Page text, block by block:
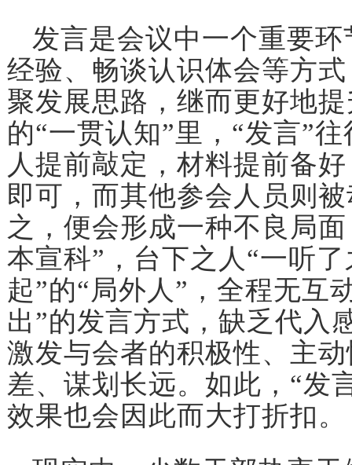
发言是会议中一个重要
经验、畅谈认识体会等方
聚发展思路，继而更好地
的“一贯认知”里，“发言”
人提前敲定，材料提前备
即可，而其他参会人员则
之，便会形成一种不良局
本宣科”，台下之人“一听
起”的“局外人”，全程无互
出”的发言方式，缺乏代入
激发与会者的积极性、主
差、谋划长远。如此，“发
效果也会因此而大打折扣。